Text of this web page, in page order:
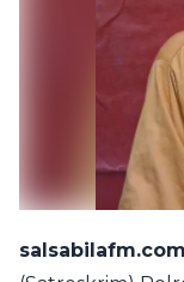
salsabilafm.com